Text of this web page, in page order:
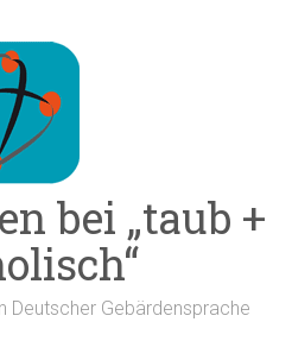
bei „taub +
Deutscher Gebärdensprache